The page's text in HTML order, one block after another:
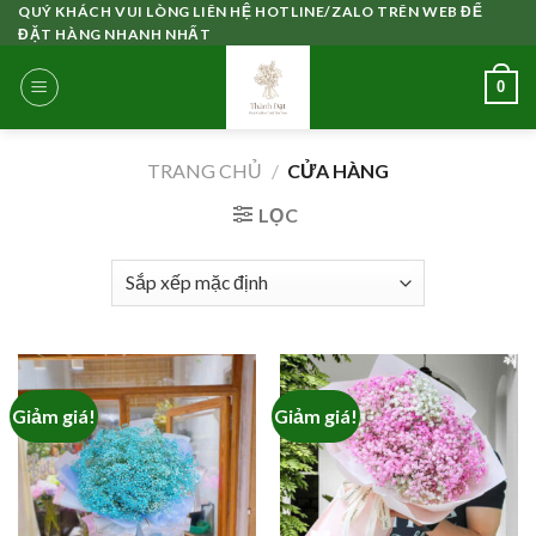
Skip
to
content
QUÝ KHÁCH VUI LÒNG LIÊN HỆ HOTLINE/ZALO TRÊN WEB ĐỂ
ĐẶT HÀNG NHANH NHẤT
0
TRANG CHỦ / CỬA HÀNG
LỌC
Giảm giá! Giảm giá!